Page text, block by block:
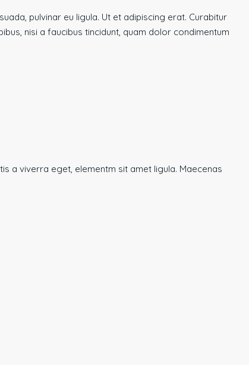
pulvinar eu ligula. Ut et adipiscing erat. Curabitur
nisi a faucibus tincidunt, quam dolor condimentum
a viverra eget, elementm sit amet ligula. Maecenas